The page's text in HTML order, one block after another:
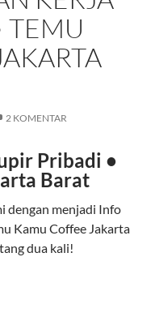
TEMU
2 KOMENTAR
Pribadi •
Barat
dengan menjadi Info
Kamu Coffee Jakarta
dua kali!